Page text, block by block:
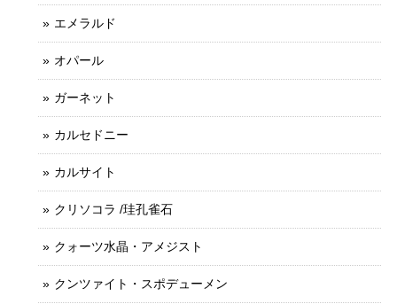
エメラルド
オパール
ガーネット
カルセドニー
カルサイト
クリソコラ /珪孔雀石
クォーツ水晶・アメジスト
クンツァイト・スポデューメン